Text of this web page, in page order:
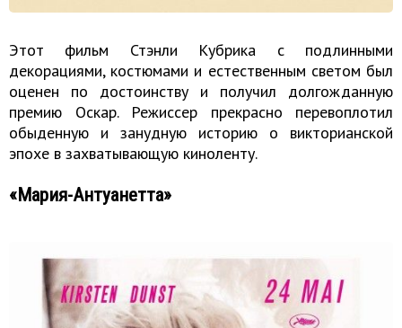
Этот фильм Стэнли Кубрика с подлинными
декорациями, костюмами и естественным светом был
оценен по достоинству и получил долгожданную
премию Оскар. Режиссер прекрасно перевоплотил
обыденную и занудную историю о викторианской
эпохе в захватывающую киноленту.
«Мария-Антуанетта»